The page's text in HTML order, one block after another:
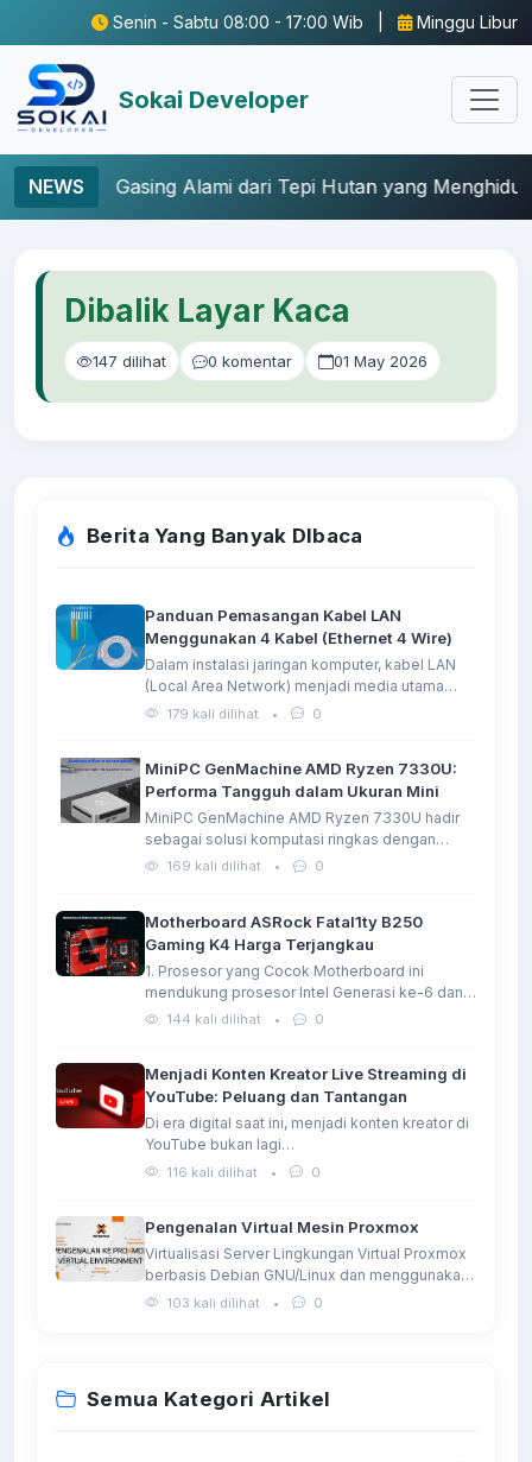
Senin - Sabtu 08:00 - 17:00 Wib | Minggu Libur
Sokai Developer
NEWSAlami dari Tepi Hutan yang Menghidupkan Masa
Dibalik Layar Kaca
147 dilihat 0 komentar 01 May 2026
Berita Yang Banyak DIbaca
Panduan Pemasangan Kabel LAN
Menggunakan 4 Kabel (Ethernet 4 Wire)
Dalam instalasi jaringan komputer, kabel LAN
(Local Area Network) menjadi media utama…
179 kali dilihat • 0
MiniPC GenMachine AMD Ryzen 7330U:
Performa Tangguh dalam Ukuran Mini
MiniPC GenMachine AMD Ryzen 7330U hadir
sebagai solusi komputasi ringkas dengan
performa…
169 kali dilihat • 0
Motherboard ASRock Fatal1ty B250
Gaming K4 Harga Terjangkau
1. Prosesor yang Cocok Motherboard ini
mendukung prosesor Intel Generasi ke-6 dan…
144 kali dilihat • 0
Menjadi Konten Kreator Live Streaming di
YouTube: Peluang dan Tantangan
Di era digital saat ini, menjadi konten kreator di
YouTube bukan lagi…
116 kali dilihat • 0
Pengenalan Virtual Mesin Proxmox
Virtualisasi Server Lingkungan Virtual Proxmox
berbasis Debian GNU/Linux dan menggunakan
Kernel Linux…
103 kali dilihat • 0
Semua Kategori Artikel